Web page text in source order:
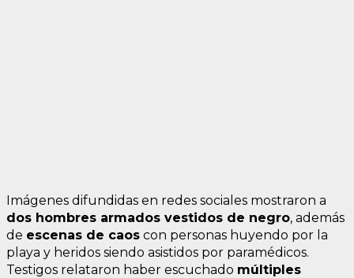
Imágenes difundidas en redes sociales mostraron a
dos hombres armados vestidos de negro, además
de escenas de caos con personas huyendo por la
playa y heridos siendo asistidos por paramédicos.
Testigos relataron haber escuchado múltiples